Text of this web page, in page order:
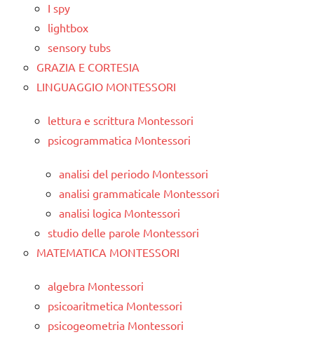
I spy
lightbox
sensory tubs
GRAZIA E CORTESIA
LINGUAGGIO MONTESSORI
lettura e scrittura Montessori
psicogrammatica Montessori
analisi del periodo Montessori
analisi grammaticale Montessori
analisi logica Montessori
studio delle parole Montessori
MATEMATICA MONTESSORI
algebra Montessori
psicoaritmetica Montessori
psicogeometria Montessori